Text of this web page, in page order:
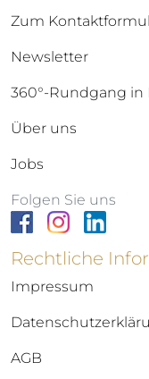
Zum
Newsletter
360°-Rundgang in
Über uns
Jobs
Folgen Sie uns
Rechtliche
Impressum
AGB